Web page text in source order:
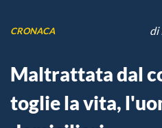
CRONACA di
Maltrattata dal
toglie la vita,